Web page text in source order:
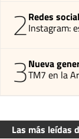
2Redes
Instagram:
3Nueva
TM7 en la
Las más leídas